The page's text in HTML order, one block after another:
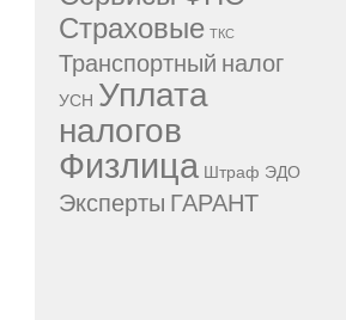
Страховые ТКС
Транспортный налог
УСН Уплата
налогов
Физлица Штраф ЭДО
Эксперты ГАРАНТ